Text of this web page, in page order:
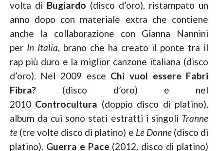
volta di Bugiardo (disco d’oro), ristampato un
anno dopo con materiale extra che contiene
anche la collaborazione con Gianna Nannini
per In Italia, brano che ha creato il ponte tra il
rap più duro e la miglior canzone italiana (disco
d’oro). Nel 2009 esce Chi vuol essere Fabri
Fibra?(disco d’oro) e nel
2010 Controcultura (doppio disco di platino),
album da cui sono stati estratti i singoli Tranne
te(tre volte disco di platino) e Le Donne (disco di
platino). Guerra e Pace (2012, disco di platino)